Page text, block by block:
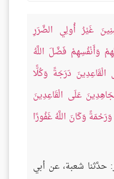
غَيْرُ أُولِي الضَّرَرِ
وَأَنْفُسِهِمْ فَضَّلَ اللَّهُ
الْقَاعِدِينَ دَرَجَةً وَكُلًّا
عَلَى الْقَاعِدِينَ
وَكَانَ اللَّهُ غَفُورًا
حدَّثنا شعبة، عن أبي